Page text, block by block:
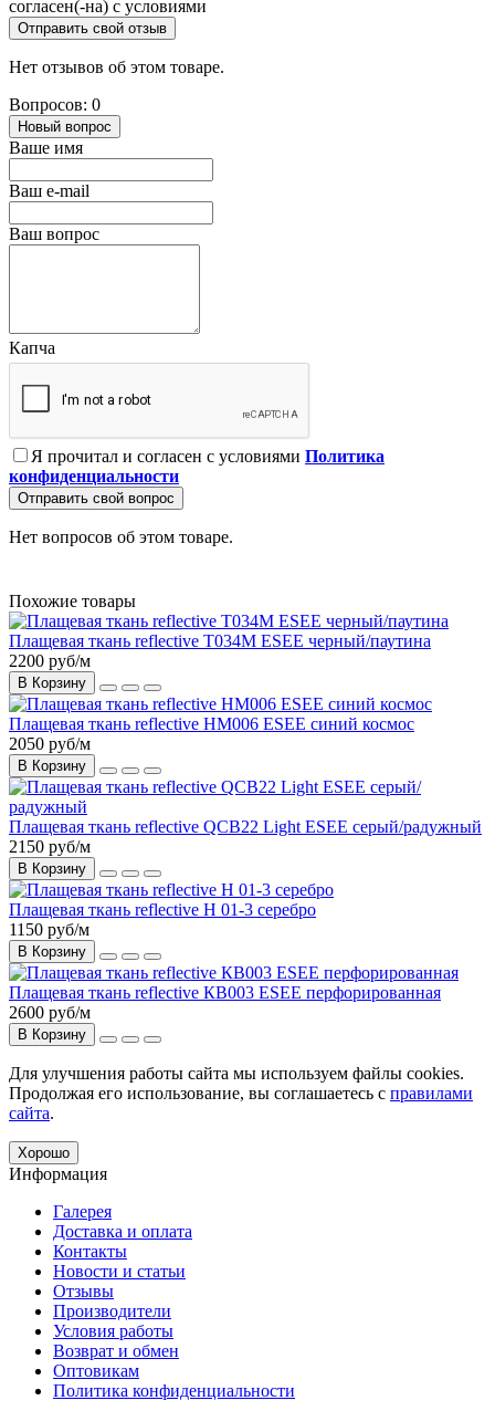
согласен(-на) с условиями
Отправить свой отзыв
Нет отзывов об этом товаре.
Вопросов: 0
Новый вопрос
Ваше имя
Ваш e-mail
Ваш вопрос
Капча
Я прочитал и согласен с условиями Политика
конфиденциальности
Отправить свой вопрос
Нет вопросов об этом товаре.
Похожие товары
Плащевая ткань reflective Т034М ESEE черный/паутина
2200 руб/м
В Корзину
Плащевая ткань reflective HM006 ESEE синий космос
2050 руб/м
В Корзину
Плащевая ткань reflective QCB22 Light ESEE серый/радужный
2150 руб/м
В Корзину
Плащевая ткань reflective Н 01-3 серебро
1150 руб/м
В Корзину
Плащевая ткань reflective КВ003 ESEE перфорированная
2600 руб/м
В Корзину
Для улучшения работы сайта мы используем файлы cookies.
Продолжая его использование, вы соглашаетесь с правилами
сайта.
Хорошо
Информация
Галерея
Доставка и оплата
Контакты
Новости и статьи
Отзывы
Производители
Условия работы
Возврат и обмен
Оптовикам
Политика конфиденциальности